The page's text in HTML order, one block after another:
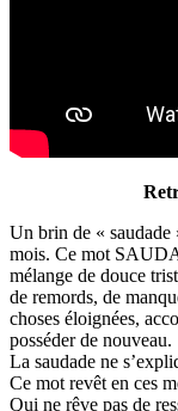
Un brin de « saudade
mois. Ce mot
mélange de douce
de remords, de
choses éloignées,
posséder de nouveau.
La saudade ne
Ce mot revêt en ces
Qui ne rêve pas de